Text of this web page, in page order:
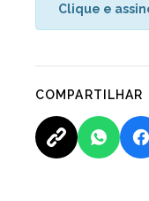
Clique e
COMPARTILHAR